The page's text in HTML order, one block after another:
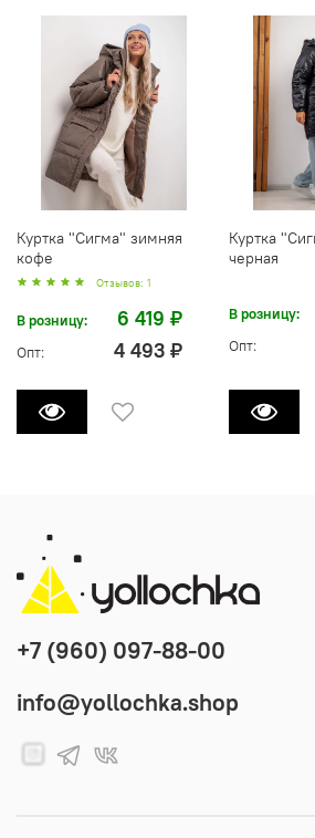
Куртка "Сигма" зимняя
кофе
Отзывов: 1
В розницу: 6 419 ₽
Опт: 4 493 ₽
Куртка
черная
В розницу:
Опт:
+7 (960) 097-88-00
info@yollochka.shop